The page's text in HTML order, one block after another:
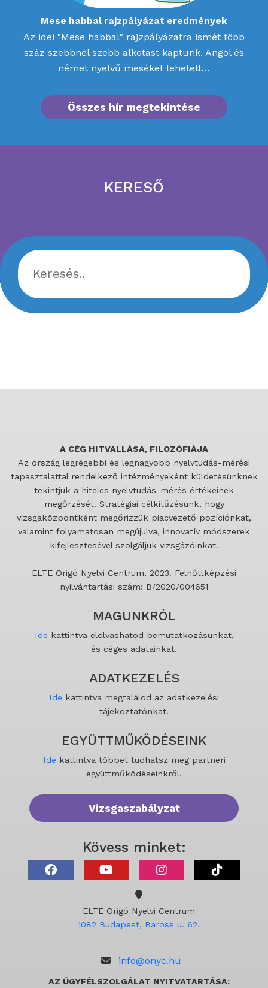
Mese habbal rajzpályázat eredmények
Az idei "Mese habbal" rajzpályázatra ismét több
száz szebbnél szebb alkotást kaptunk. Angol és
német nyelvű meséket lehetett…
Összes hír megtekintése
KERESŐ
A CÉG HITVALLÁSA, FILOZÓFIÁJA
Az ország legrégebbi és legnagyobb nyelvtudás-mérési
tapasztalattal rendelkező intézményeként küldetésünknek
tekintjük a hiteles nyelvtudás-mérés értékeinek
megőrzését. Stratégiai célkitűzésünk, hogy
vizsgaközpontként megőrizzük piacvezető pozíciónkat,
valamint folyamatosan megújulva, innovatív módszerek
kifejlesztésével szolgáljuk vizsgázóinkat.
ELTE Origó Nyelvi Centrum, 2023. Felnőttképzési
nyilvántartási szám: B/2020/004651
MAGUNKRÓL
Ide kattintva elolvashatod bemutatkozásunkat,
és céges adatainkat.
ADATKEZELÉS
Ide kattintva megtalálod az adatkezelési
tájékoztatónkat.
EGYÜTTMŰKÖDÉSEINK
Ide kattintva többet tudhatsz meg partneri
együttműködéseinkről.
Vizsgaszabályzat
Kövess minket:
ELTE Origó Nyelvi Centrum
1082 Budapest, Baross u. 62.
info@onyc.hu
AZ ÜGYFÉLSZOLGÁLAT NYITVATARTÁSA: